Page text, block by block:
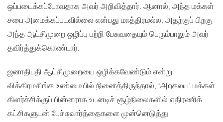
ஒப்படைக்கப்போவதாக அவர் அறிவித்தார். ஆனால், அந்த மக்கள்
சபை அமைக்கப்படவில்லை என்பது மாத்திரமல்ல, அதற்குப் பிறகு
அந்த ஆட்சிமுறை ஒழிப்பு பற்றி பேசுவதையும் பெரும்பாலும் அவர்
தவிர்த்துக்கொண்டார்.
ஜனாதிபதி ஆட்சிமுறையை ஒழிக்கவேண்டும் என்று
விக்கிரமசிங்க உண்மையில் நினைத்திருந்தால், ‘அறகலய’ மக்கள்
கிளர்ச்சிக்குப் பின்னராக உடனடிச் சூழ்நிலைகளில் எதிரணிக்
கட்சிகளுடன் பேச்சுவார்த்தைகளை முன்னெடுத்து